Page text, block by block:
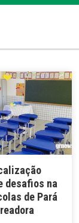
desafios na
de Pará